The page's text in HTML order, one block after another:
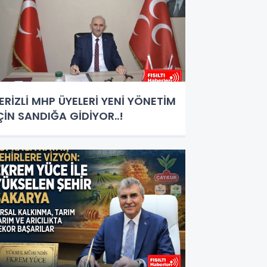
MHP ÜYELERİ YENİ YÖNETİM
SANDIĞA GİDİYOR..!